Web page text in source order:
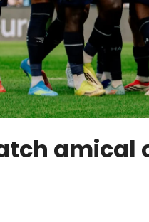
amical